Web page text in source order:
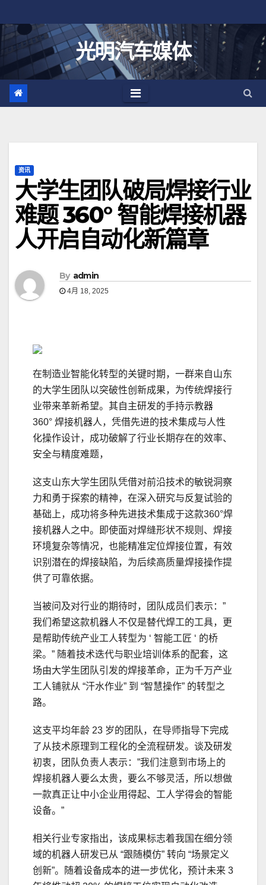
至
光明汽车媒体
资讯
大学生团队破局焊接行业
难题 360° 智能焊接机器
人开启自动化新篇章
By admin
4月 18, 2025
在制造业智能化转型的关键时期，一群来自山东
的大学生团队以突破性创新成果，为传统焊接行
业带来革新希望。其自主研发的手持示教器
360° 焊接机器人，凭借先进的技术集成与人性
化操作设计，成功破解了行业长期存在的效率、
安全与精度难题，
这支山东大学生团队凭借对前沿技术的敏锐洞察
力和勇于探索的精神，在深入研究与反复试验的
基础上，成功将多种先进技术集成于这款360°焊
接机器人之中。即使面对焊缝形状不规则、焊接
环境复杂等情况，也能精准定位焊接位置，有效
识别潜在的焊接缺陷，为后续高质量焊接操作提
供了可靠依据。
当被问及对行业的期待时，团队成员们表示：”
我们希望这款机器人不仅是替代焊工的工具，更
是帮助传统产业工人转型为 ‘ 智能工匠 ‘ 的桥
梁。” 随着技术迭代与职业培训体系的配套，这
场由大学生团队引发的焊接革命，正为千万产业
工人铺就从 “汗水作业” 到 “智慧操作” 的转型之
路。
这支平均年龄 23 岁的团队，在导师指导下完成
了从技术原理到工程化的全流程研发。谈及研发
初衷，团队负责人表示：”我们注意到市场上的
焊接机器人要么太贵，要么不够灵活，所以想做
一款真正让中小企业用得起、工人学得会的智能
设备。”
相关行业专家指出，该成果标志着我国在细分领
域的机器人研发已从 “跟随模仿” 转向 “场景定义
创新”。随着设备成本的进一步优化，预计未来 3